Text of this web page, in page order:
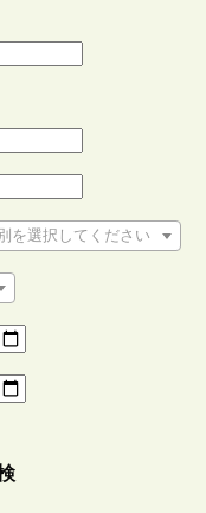
を選択してください
択してください